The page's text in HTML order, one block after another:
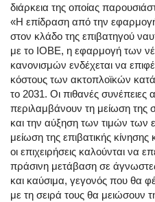
διάρκεια της οποίας
«Η επίδραση από την
στον κλάδο της επιβατηγού
με το ΙΟΒΕ, η εφαρμογή των
κανονισμών ενδέχεται να
κόστους των ακτοπλοϊκών
το 2031. Οι πιθανές συνέπειες
περιλαμβάνουν τη μείωση της
και την αύξηση των τιμών των
μείωση της επιβατικής
οι επιχειρήσεις καλούνται να
πράσινη μετάβαση σε
και καύσιμα, γεγονός που θα
με τη σειρά τους θα μειώσουν